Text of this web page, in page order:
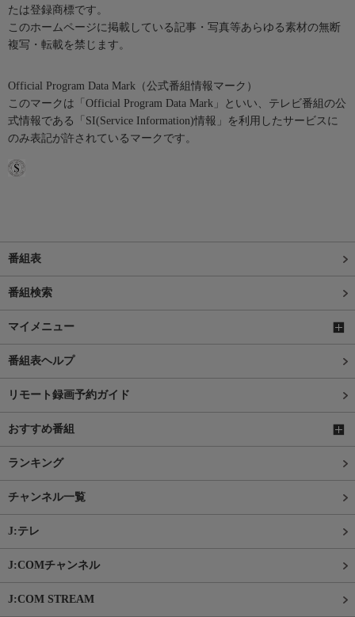
たは登録商標です。
このホームページに掲載している記事・写真等あらゆる素材の無断
複写・転載を禁じます。
Official Program Data Mark（公式番組情報マーク）
このマークは「Official Program Data Mark」といい、テレビ番組の公
式情報である「SI(Service Information)情報」を利用したサービスに
のみ表記が許されているマークです。
番組表
番組検索
マイメニュー
番組表ヘルプ
リモート録画予約ガイド
おすすめ番組
ランキング
チャンネル一覧
J:テレ
J:COMチャンネル
J:COM STREAM